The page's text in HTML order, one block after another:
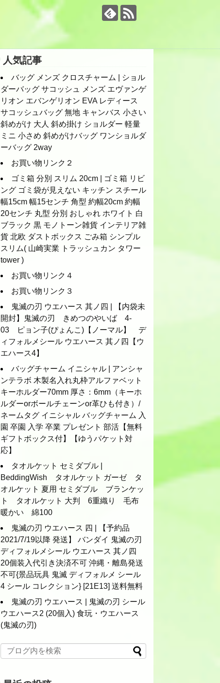
人気記事
バッグ メンズ クロスチャーム | ショル
ダーバッグ サコッシュ メンズ エヴァンゲ
リオン エバンゲリオン EVA レディース
サコッシュバッグ 無地 キャンバス 小さい
斜めがけ 大人 斜め掛け ショルダー 軽量
ミニ 小さめ 斜めがけバッグ ワンショルダ
ーバッグ 2way
お買い物リンク２
ゴミ箱 分別 スリム 20cm | ゴミ箱 リビ
ング ゴミ袋が見えない キッチン スチール
幅15cm 幅15センチ 角型 約幅20cm 約幅
20センチ 丸型 分別 おしゃれ ホワイト 白
ブラック 黒 モノトーン雑貨 インテリア雑
貨 北欧 ダストボックス ごみ箱 シンプル
スリム( 山崎実業 トラッシュカン タワー
tower )
お買い物リンク４
お買い物リンク３
鬼滅の刃 ウエハース 其ノ四 | 【内袋未
開封】鬼滅の刃 きめつのやいば 4-
03 ピョン子(ぴょんこ)【ノーマル】 デ
ィフォルメシール ウエハース 其ノ四【ウ
エハース4】
バッグチャーム イニシャル | アンシャ
ンテラボ 木製名入れ丸枠アルファベット
キーホルダー70mm 厚さ：6mm（キーホ
ルダーorボールチェーンor革ひも付き）/
ネームタグ イニシャル バッグチャーム 入
園 卒園 入学 卒業 プレゼント 部活【無料
ギフトボックス付】【ゆうパケット対
応】
タオルケット セミダブル |
BeddingWish タオルケット ガーゼ タ
オルケット 夏用 セミダブル ブランケッ
ト タオルケット 大判 6重織り 毛布
暖かい 綿100
鬼滅の刃 ウエハース 四 | 【予約品
2021/7/19以降 発送】 バンダイ 鬼滅の刃
ディフォルメシール ウエハース 其ノ四
20個装入代引き決済不可 沖縄・離島発送
不可{景品玩具 鬼滅 ディフォルメ シール
4 シール コレクション} [21E13] 送料無料
鬼滅の刃 ウエハース | 鬼滅の刃 シール
ウエハース2 (20個入) 食玩・ウエハース
(鬼滅の刃)